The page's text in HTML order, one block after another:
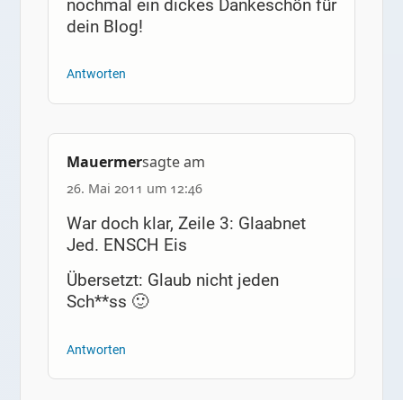
nochmal ein dickes Dankeschön für
dein Blog!
Antworten
Mauermersagte am
26. Mai 2011 um 12:46
War doch klar, Zeile 3: Glaabnet
Jed. ENSCH Eis
Übersetzt: Glaub nicht jeden
Sch**ss 🙂
Antworten